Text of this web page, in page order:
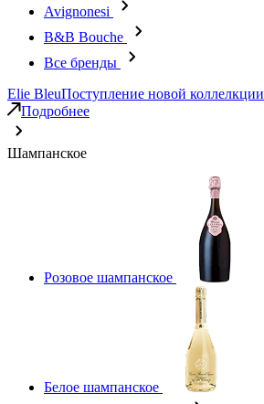
Avignonesi
B&B Bouche
Все бренды
Elie BleuПоступление новой коллелкции
Подробнее
Шампанское
Розовое шампанское
Белое шампанское